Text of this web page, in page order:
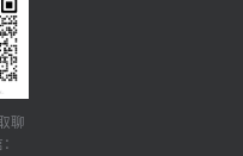
聊